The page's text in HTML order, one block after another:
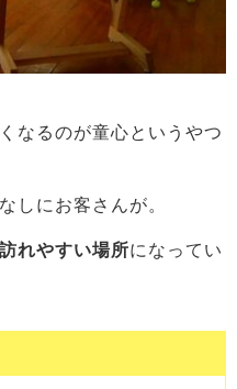
なるのが童心というやつ
しにお客さんが。
れやすい場所になってい